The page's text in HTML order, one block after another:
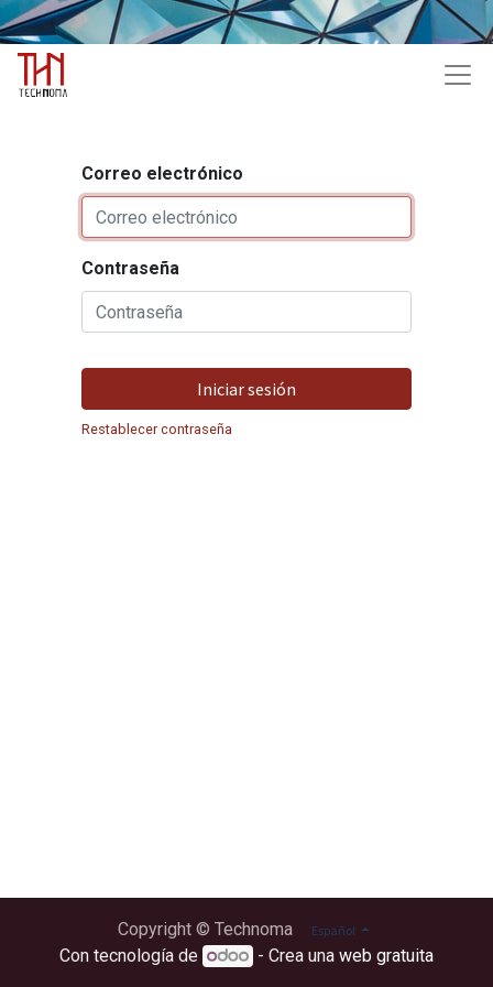
Correo electrónico
Contraseña
Iniciar sesión
Restablecer contraseña
Copyright © Technoma Español
Con tecnología de - Crea unaweb gratuita